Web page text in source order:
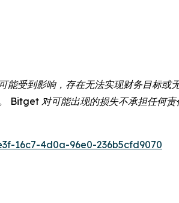
能受到影响，存在无法实现财务目标或
Bitget 对可能出现的损失不承担任何责
16c7-4d0a-96e0-236b5cfd9070